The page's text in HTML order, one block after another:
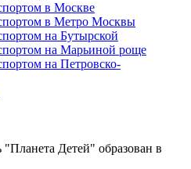
в Москве
в Метро Москвы
на Бутырской
на Марьиной роще
на Петровско-
Детей" образован в